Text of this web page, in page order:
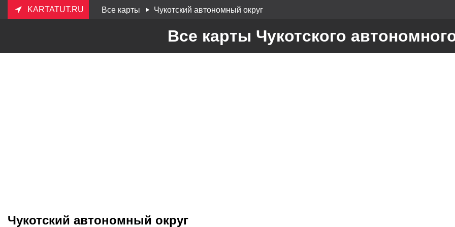
KARTATUT.RU Все карты Чукотский автономный округ
Все карты Чукотского
Чукотский автономный округ